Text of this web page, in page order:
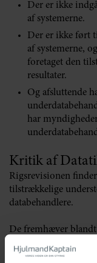
Der er ikke
af systemerne.
Der er ikke ført
af systemerne,
foretaget den
resultater.
Og afsluttende
har
Kritik af
Rigsrevisionen
tilstrækkelige
databehandlere.
De fremhæver
Det vurderes